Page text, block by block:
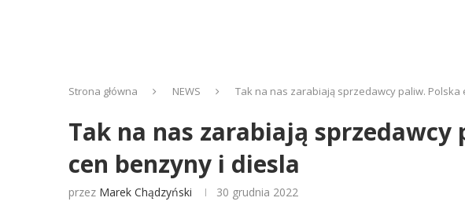
Strona główna NEWS Tak na nas zarabiają sprzedawcy paliw.
Tak na nas zarabiają
cen benzyny i diesla
przez Marek Chądzyński 30 grudnia 2022